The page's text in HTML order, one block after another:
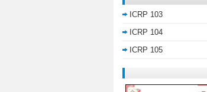
ICRP 103
ICRP 104
ICRP 105